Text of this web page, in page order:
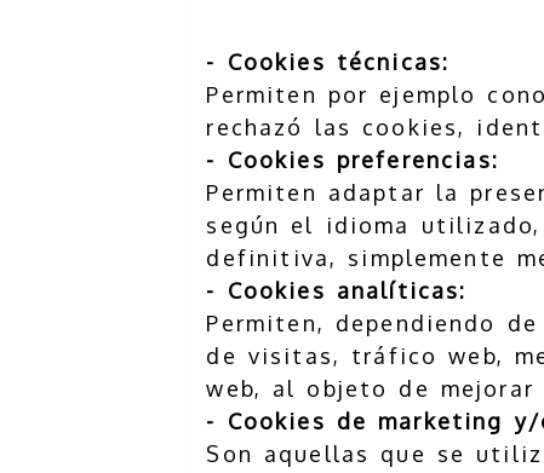
- Cookies técnicas:
Permiten por ejemplo
rechazó las cookies,
- Cookies preferencias:
Permiten adaptar la
según el idioma
definitiva, simplemente
- Cookies analíticas:
Permiten, dependiendo
de visitas, tráfico web,
web, al objeto de
- Cookies de marketing
Son aquellas que se